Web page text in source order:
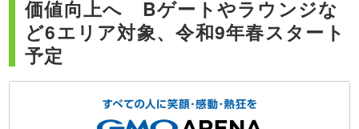
価値向上へ Bゲートやラウンジな
ど6エリア対象、令和9年春スタート
予定